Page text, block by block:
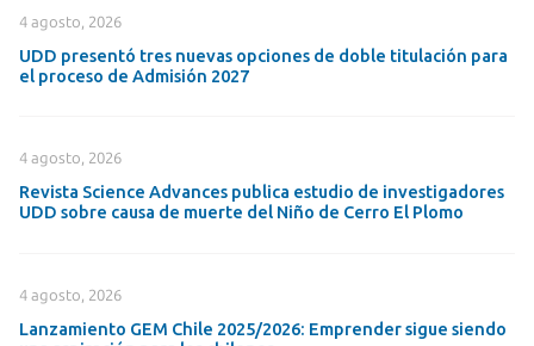
4 agosto, 2026
UDD presentó tres nuevas opciones de doble titulación para
el proceso de Admisión 2027
4 agosto, 2026
Revista Science Advances publica estudio de investigadores
UDD sobre causa de muerte del Niño de Cerro El Plomo
4 agosto, 2026
Lanzamiento GEM Chile 2025/2026: Emprender sigue siendo